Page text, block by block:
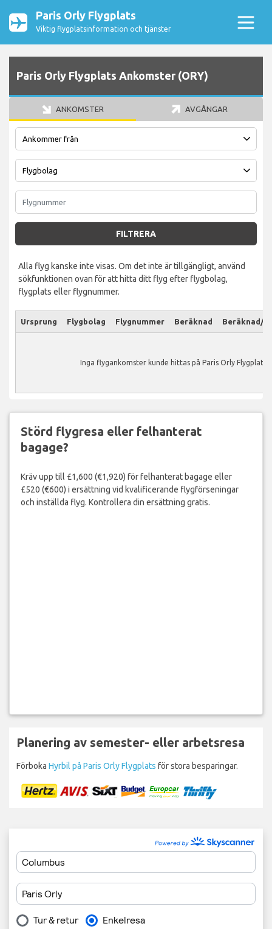
Paris Orly Flygplats
Viktig flygplatsinformation och tjänster
Paris Orly Flygplats Ankomster (ORY)
ANKOMSTER AVGÅNGAR
FILTRERA
Alla flyg kanske inte visas. Om det inte är tillgängligt, använd
sökfunktionen ovan för att hitta ditt flyg efter flygbolag,
flygplats eller flygnummer.
Ursprung Flygbolag Flygnummer Beräknad Beräknad/
Inga flygankomster kunde hittas på Paris Orly Flygplats.
Störd flygresa eller felhanterat
bagage?
Kräv upp till £1,600 (€1,920) för felhanterat bagage eller
£520 (€600) i ersättning vid kvalificerande flygförseningar
och inställda flyg. Kontrollera din ersättning gratis.
Planering av semester- eller arbetsresa
Förboka Hyrbil på Paris Orly Flygplats för stora besparingar.